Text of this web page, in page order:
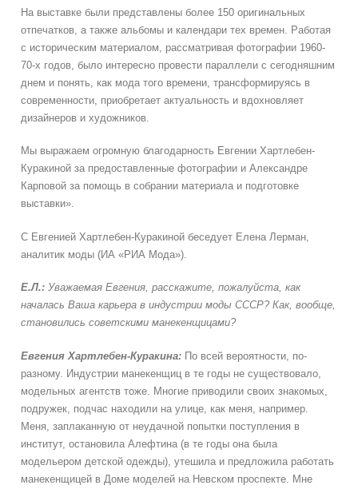
На выставке были представлены более 150 оригинальных
отпечатков, а также альбомы и календари тех времен. Работая
с историческим материалом, рассматривая фотографии 1960-
70-х годов, было интересно провести параллели с сегодняшним
днем и понять, как мода того времени, трансформируясь в
современности, приобретает актуальность и вдохновляет
дизайнеров и художников.
Мы выражаем огромную благодарность Евгении Хартлебен-
Куракиной за предоставленные фотографии и Александре
Карповой за помощь в собрании материала и подготовке
выставки».
С Евгенией Хартлебен-Куракиной беседует Елена Лерман,
аналитик моды (ИА «РИА Мода»).
Е.Л.: Уважаемая Евгения, расскажите, пожалуйста, как
началась Ваша карьера в индустрии моды СССР? Как, вообще,
становились советскими манекенщицами?
Евгения Хартлебен-Куракина: По всей вероятности, по-
разному. Индустрии манекенщиц в те годы не существовало,
модельных агентств тоже. Многие приводили своих знакомых,
подружек, подчас находили на улице, как меня, например.
Меня, заплаканную от неудачной попытки поступления в
институт, остановила Алефтина (в те годы она была
модельером детской одежды), утешила и предложила работать
манекенщицей в Доме моделей на Невском проспекте. Мне